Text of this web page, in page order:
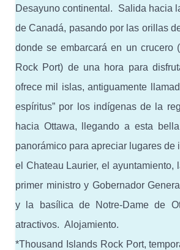
Desayuno continental. Salida hacia
de Canadá, pasando por las orillas
donde se embarcará en un crucero
Rock Port) de una hora para
ofrece mil islas, antiguamente
espíritus” por los indígenas de la
hacia Ottawa, llegando a esta
panorámico para apreciar lugares de
el Chateau Laurier, el ayuntamiento,
primer ministro y Gobernador
y la basílica de Notre-Dame de
atractivos. Alojamiento.
*Thousand Islands Rock Port,